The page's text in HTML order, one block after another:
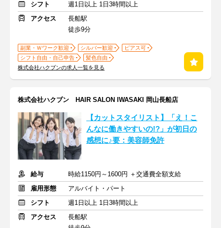
シフト
週1日以上 1日3時間以上
アクセス
長船駅
徒歩9分
副業・Ｗワーク歓迎 シルバー歓迎
ピアス可
シフト自由・自己申告
髪色自由
株式会社ハクブンの求人一覧を見る
株式会社ハクブン HAIR SALON IWASAKI 岡山長船店
【カットスタイリスト】「え！こ
んなに働きやすいの!?」が初日の
感想に♪要：美容師免許
給与
時給1150円～1600円 ＋交通費全額支給
雇用形態
アルバイト・パート
シフト
週1日以上 1日3時間以上
アクセス
長船駅